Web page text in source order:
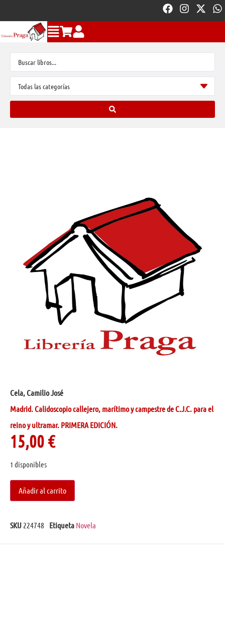
Cela, Camilio José
Madrid. Calidoscopio callejero, marítimo y campestre de C.J.C. para el
reino y ultramar. PRIMERA EDICIÓN.
15,00€
1 disponibles
Añadir al carrito
SKU 224748 Etiqueta Novela